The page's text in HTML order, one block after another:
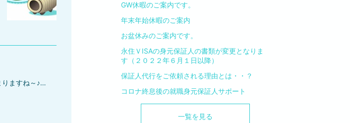
こんにちは(*^-^*)５月もあと少しで終わって梅雨の季節が始まりますね～♪最近はすごく暑くなったり、寒くなったり体調管理が難しいですけど、みなさんは、体調を崩してはいませんか？私は、梅雨の前に元気にエネルギーチャージをしたいです(*^-^*)実は、５月２４日（水曜日）は、オフィス建物の電源工事によって電気が一切使用できなくなるために臨時休業とさせて頂きますので何卒ご理解の程お願いいたします。２５日（木曜日）から通常とおりの営業となります(*^-^*)
GW休暇のご案内です。
年末年始休暇のご案内
お盆休みのご案内です。
永住ＶISAの身元保証人の書類が変更となりま
す（２０２２年６月１日以降）
保証人代行をご依頼される理由とは・・？
コロナ終息後の就職身元保証人サポート
一覧を見る